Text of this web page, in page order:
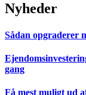
Nyheder
Sådan opgraderer
gang
Få mest muligt ud